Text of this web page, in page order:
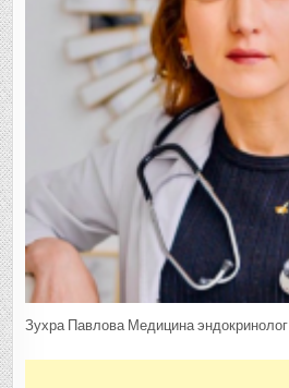
Зухра Павлова Медицина эндокринолог